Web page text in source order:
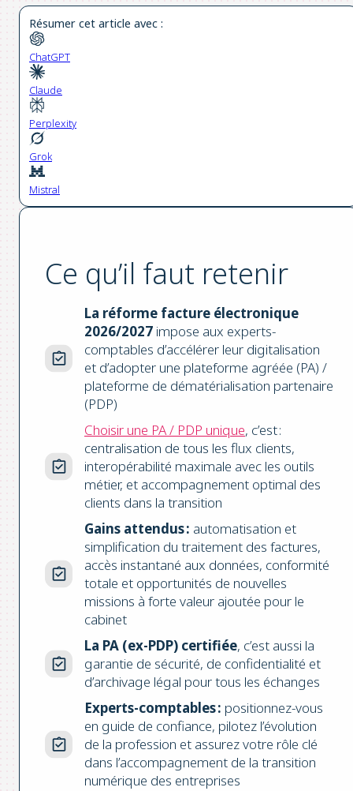
Résumer cet article avec :
ChatGPT
Claude
Perplexity
Grok
Mistral
Ce qu’il faut retenir
La réforme facture électronique
2026/2027 impose aux experts-
comptables d’accélérer leur digitalisation
et d’adopter une plateforme agréée (PA) /
plateforme de dématérialisation partenaire
(PDP)
Choisir une PA / PDP unique, c’est :
centralisation de tous les flux clients,
interopérabilité maximale avec les outils
métier, et accompagnement optimal des
clients dans la transition
Gains attendus : automatisation et
simplification du traitement des factures,
accès instantané aux données, conformité
totale et opportunités de nouvelles
missions à forte valeur ajoutée pour le
cabinet
La PA (ex-PDP) certifiée, c’est aussi la
garantie de sécurité, de confidentialité et
d’archivage légal pour tous les échanges
Experts-comptables : positionnez-vous
en guide de confiance, pilotez l’évolution
de la profession et assurez votre rôle clé
dans l’accompagnement de la transition
numérique des entreprises